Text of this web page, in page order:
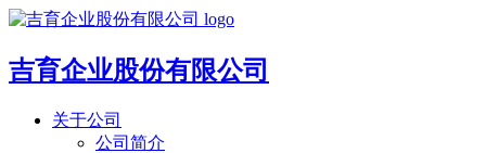
吉育企业股份有限公司
关于公司
公司简介